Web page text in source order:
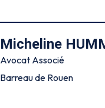
Micheline
Avocat Associé
Barreau de Rouen